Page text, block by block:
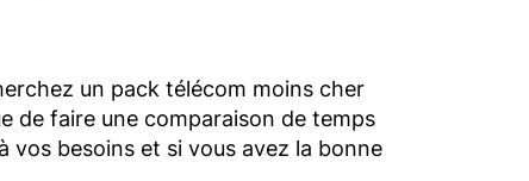
un pack télécom moins cher
de faire une comparaison de temps
besoins et si vous avez la bonne